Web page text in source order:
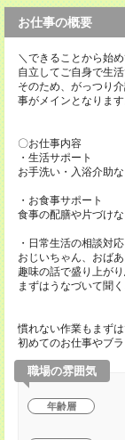
お仕事の概要
＼できることから始
自立してご自身で生
そのため、がっつり
事がメインとなります
〇お仕事内容
・生活サポート
お手洗い・入浴介助
・お食事サポート
食事の配膳や片づけ
・日常生活の相談対応
おじいちゃん、おば
趣味の話で盛り上が
まずはうなづいて聞
慣れない作業もまず
初めてのお仕事やブ
職場の雰囲気
年齢層